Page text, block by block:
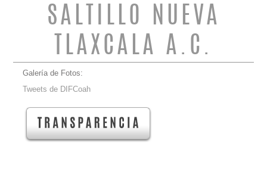
SALTILLO NUEVA
TLAXCALA A.C.
Galería de Fotos:
Tweets de DIFCoah